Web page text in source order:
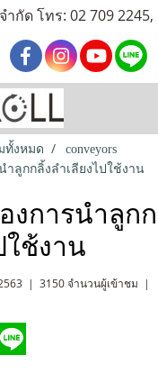
ำกัด โทร: 02 709
ทั้งหมด
conveyors
ลูกกลิ้งลำเลียงไปใช้งาน
การนำลูก
ใช้งาน
| 3150 จำนวนผู้เข้าชม |